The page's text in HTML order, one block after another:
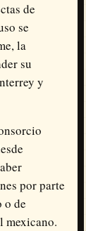
de
se
la
su
y
por parte
o de
mexicano.